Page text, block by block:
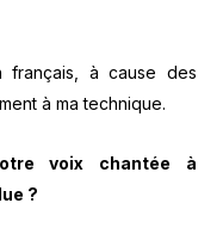
français, à cause des
à ma technique.
voix chantée à
?